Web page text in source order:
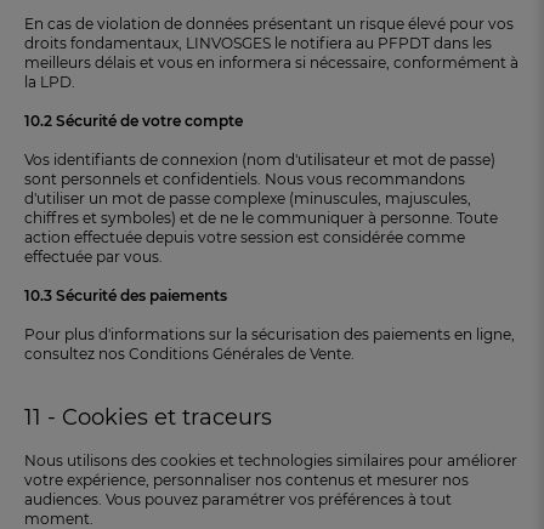
En cas de violation de données présentant un risque élevé pour vos
droits fondamentaux, LINVOSGES le notifiera au PFPDT dans les
meilleurs délais et vous en informera si nécessaire, conformément à
la LPD.
10.2 Sécurité de votre compte
Vos identifiants de connexion (nom d'utilisateur et mot de passe)
sont personnels et confidentiels. Nous vous recommandons
d'utiliser un mot de passe complexe (minuscules, majuscules,
chiffres et symboles) et de ne le communiquer à personne. Toute
action effectuée depuis votre session est considérée comme
effectuée par vous.
10.3 Sécurité des paiements
Pour plus d'informations sur la sécurisation des paiements en ligne,
consultez nos Conditions Générales de Vente.
11 - Cookies et traceurs
Nous utilisons des cookies et technologies similaires pour améliorer
votre expérience, personnaliser nos contenus et mesurer nos
audiences. Vous pouvez paramétrer vos préférences à tout
moment.